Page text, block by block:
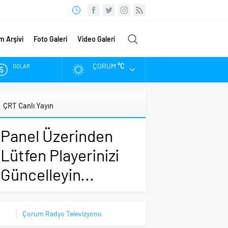
Arşivi Foto Galeri Video Galeri
DOLAR
ALTIN
BIST
ÇORUM °C
ÇRT Canlı Yayın
Panel Üzerinden
Lütfen Playerinizi
Güncelleyin...
Çorum Radyo Televizyonu